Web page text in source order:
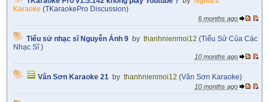
Karaoke (TKaraokePro Discussion)
6 months ago
Tiểu sử nhạc sĩ Nguyễn Ánh 9 by thanhnienmoi12 (Tiểu Sử Của Các
Nhạc Sĩ)
10 months ago
Vân Sơn Karaoke 21 by thanhnienmoi12 (Vân Sơn Karaoke)
10 months ago